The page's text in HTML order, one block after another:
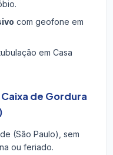
com geofone em
em Casa
de Gordura
(São Paulo), sem
ou feriado.